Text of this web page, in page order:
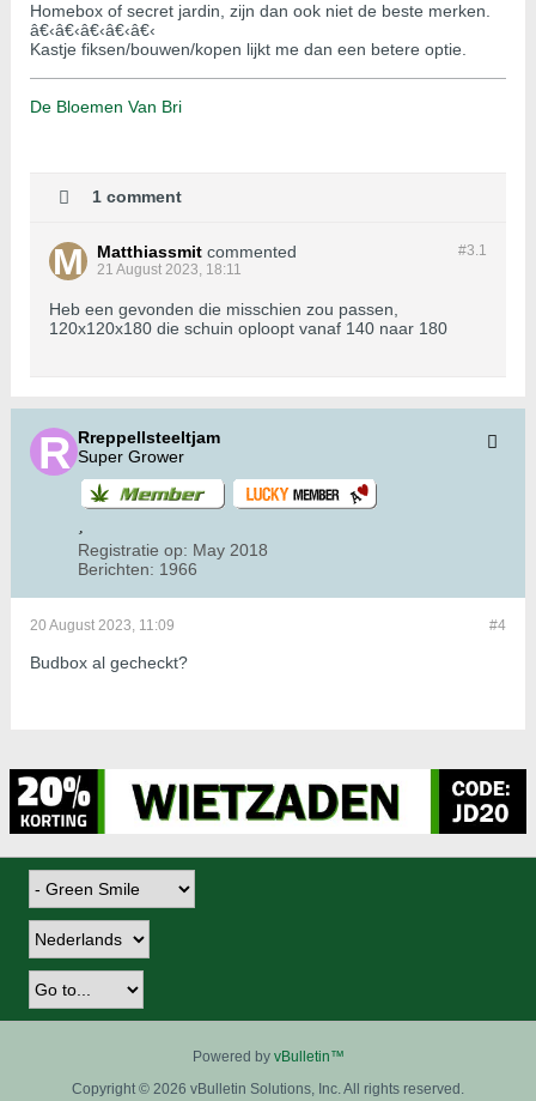
Homebox of secret jardin, zijn dan ook niet de beste merken.
â€‹â€‹â€‹â€‹â€‹
Kastje fiksen/bouwen/kopen lijkt me dan een betere optie.
De Bloemen Van Bri
1 comment
#3.1
Matthiassmit commented
21 August 2023, 18:11
Heb een gevonden die misschien zou passen,
120x120x180 die schuin oploopt vanaf 140 naar 180
Rreppellsteeltjam
Super Grower
Registratie op: May 2018
Berichten: 1966
#4
20 August 2023, 11:09
Budbox al gecheckt?
Powered by vBulletin™
Copyright © 2026 vBulletin Solutions, Inc. All rights reserved.